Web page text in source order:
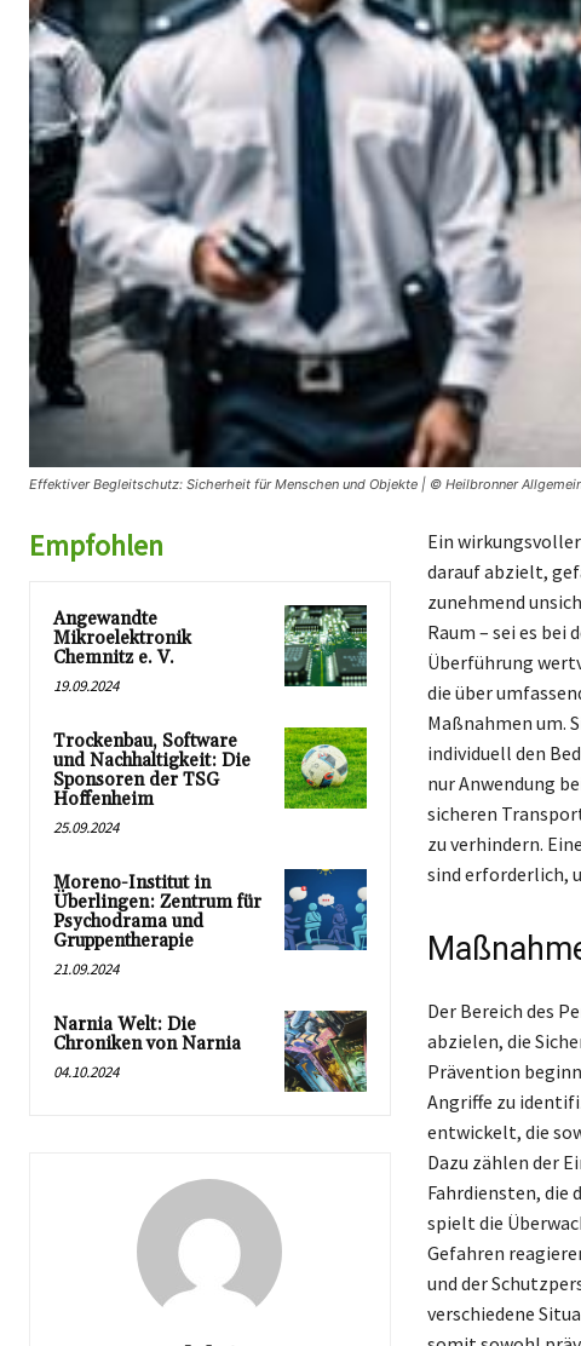
Effektiver Begleitschutz: Sicherheit für Menschen und Objekte | © Heilbronner
Empfohlen
Angewandte
Mikroelektronik
Chemnitz e. V.
19.09.2024
Trockenbau, Software
und Nachhaltigkeit: Die
Sponsoren der TSG
Hoffenheim
25.09.2024
Moreno-Institut in
Überlingen: Zentrum für
Psychodrama und
Gruppentherapie
21.09.2024
Narnia Welt: Die
Chroniken von Narnia
04.10.2024
Ein
darauf abzielt,
zunehmend
Raum – sei es bei
Überführung
die über
Maßnahmen um.
individuell den
nur Anwendung
sicheren
zu verhindern.
sind erforderlich,
Der Bereich des
abzielen, die
Prävention
Angriffe zu
entwickelt, die
Dazu zählen der
Fahrdiensten, die
spielt die
Gefahren
und der
verschiedene